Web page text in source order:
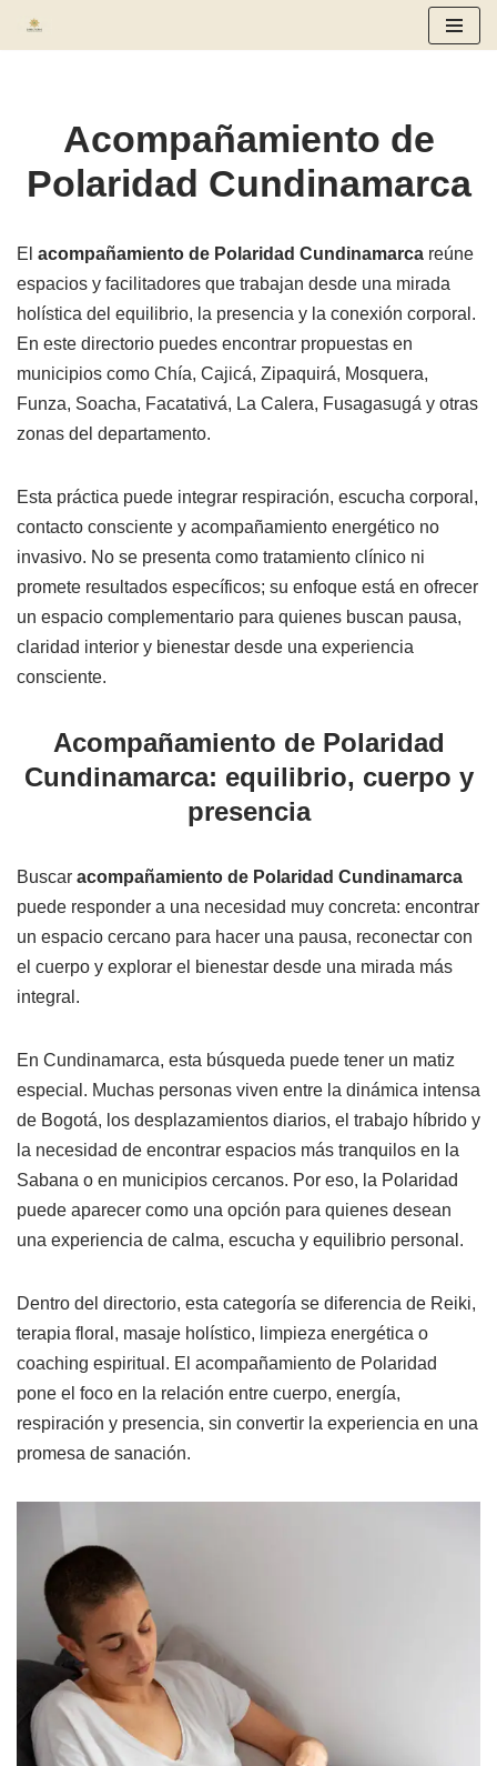
Acompañamiento de
Polaridad Cundinamarca
El acompañamiento de Polaridad Cundinamarca reúne
espacios y facilitadores que trabajan desde una mirada
holística del equilibrio, la presencia y la conexión corporal.
En este directorio puedes encontrar propuestas en
municipios como Chía, Cajicá, Zipaquirá, Mosquera,
Funza, Soacha, Facatativá, La Calera, Fusagasugá y otras
zonas del departamento.
Esta práctica puede integrar respiración, escucha corporal,
contacto consciente y acompañamiento energético no
invasivo. No se presenta como tratamiento clínico ni
promete resultados específicos; su enfoque está en ofrecer
un espacio complementario para quienes buscan pausa,
claridad interior y bienestar desde una experiencia
consciente.
Acompañamiento de Polaridad
Cundinamarca: equilibrio, cuerpo y
presencia
Buscar acompañamiento de Polaridad Cundinamarca
puede responder a una necesidad muy concreta: encontrar
un espacio cercano para hacer una pausa, reconectar con
el cuerpo y explorar el bienestar desde una mirada más
integral.
En Cundinamarca, esta búsqueda puede tener un matiz
especial. Muchas personas viven entre la dinámica intensa
de Bogotá, los desplazamientos diarios, el trabajo híbrido y
la necesidad de encontrar espacios más tranquilos en la
Sabana o en municipios cercanos. Por eso, la Polaridad
puede aparecer como una opción para quienes desean
una experiencia de calma, escucha y equilibrio personal.
Dentro del directorio, esta categoría se diferencia de Reiki,
terapia floral, masaje holístico, limpieza energética o
coaching espiritual. El acompañamiento de Polaridad
pone el foco en la relación entre cuerpo, energía,
respiración y presencia, sin convertir la experiencia en una
promesa de sanación.